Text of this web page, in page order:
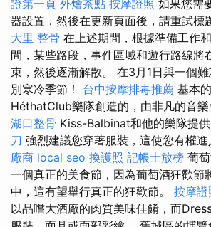
證第一頁 外燴茶點 按摩證照 如果您需
器設置，然後在更新頁面後，請重試標
大里 整骨 在上述期間，根據準備工作
間，某些路段，事件區域和遊行路線將
束，然後逐漸解散。 在3月1日與一個
別寒冷季節！ 台中按摩排毒推薦 基本
HéthatClub樂隊創造的，由非凡的音
湖口整骨 Kiss-Balbinat和他的樂隊提供
刀 強烈建議您穿著服裝，這使您有權進
廠商 local seo 換護照 記帳士放榜 葡
一個真正的美食節，因為葡萄酒狂歡節
中，這有望舉行真正的狂歡節。 按摩證
以品嚐大酒廠的肉質美味佳餚，而